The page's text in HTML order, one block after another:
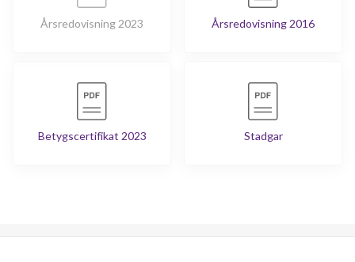
Årsredovisning 2023 Årsredovisning 2016
Betygscertifikat 2023 Stadgar